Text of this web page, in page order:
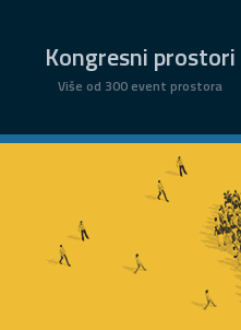
Kongresni prostori
Više od 300 event prostora